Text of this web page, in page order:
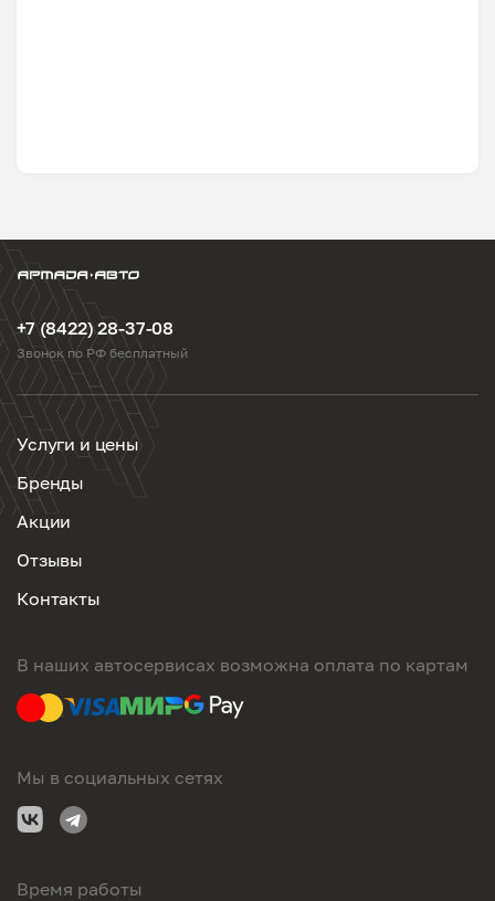
+7 (8422) 28-37-08
Звонок по РФ бесплатный
Услуги и цены
Бренды
Акции
Отзывы
Контакты
В наших автосервисах возможна оплата по картам
Мы в социальных сетях
Время работы